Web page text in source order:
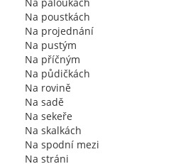
Na poustkách
Na projednání
Na pustým
Na příčným
Na půdičkách
Na rovině
Na sadě
Na sekeře
Na skalkách
Na spodní mezi
Na stráni